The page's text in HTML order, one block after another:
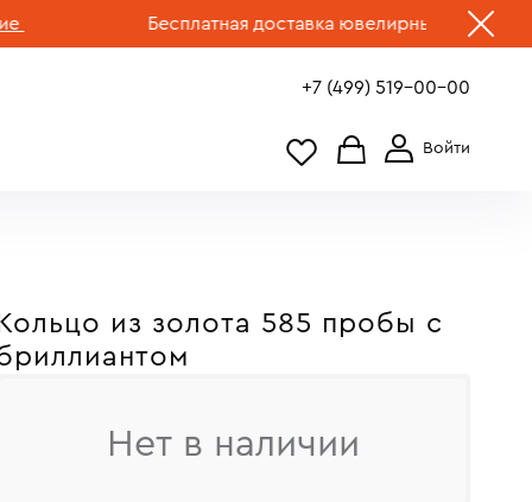
Бесплатная доставка ювелирных изделий по
+7 (499) 519-00-00
Кольцо из золота 585 пробы с
Нет в наличии